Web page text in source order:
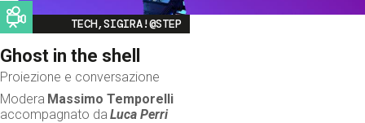
Image
TECH,SIGIRA!@STEP
Ghost in the shell
Proiezione e conversazione
Modera Massimo Temporelli
accompagnato da Luca Perri